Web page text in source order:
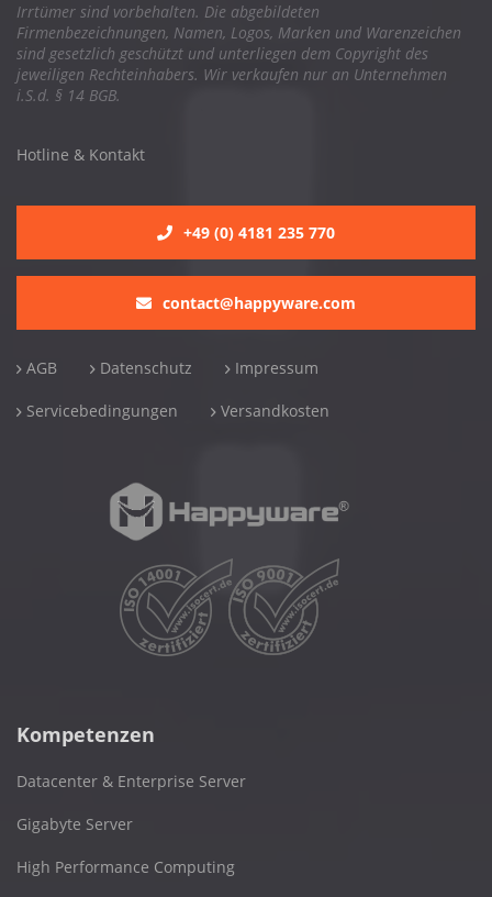
Irrtümer sind vorbehalten. Die abgebildeten
Firmenbezeichnungen, Namen, Logos, Marken und Warenzeichen
sind gesetzlich geschützt und unterliegen dem Copyright des
jeweiligen Rechteinhabers. Wir verkaufen nur an Unternehmen
i.S.d. § 14 BGB.
Hotline & Kontakt
+49 (0) 4181 235 770
contact@happyware.com
AGB Datenschutz Impressum
Servicebedingungen Versandkosten
Kompetenzen
Datacenter & Enterprise Server
Gigabyte Server
High Performance Computing